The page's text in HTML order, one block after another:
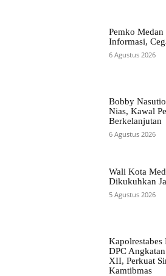
Pemko
Informasi,
6 Agustus 2026
Bobby
Nias, Kawal
Berkelanjutan
6 Agustus 2026
Wali Kota
Dikukuhkan
5 Agustus 2026
Kapolrestabes
DPC
XII, Perkuat
Kamtibmas